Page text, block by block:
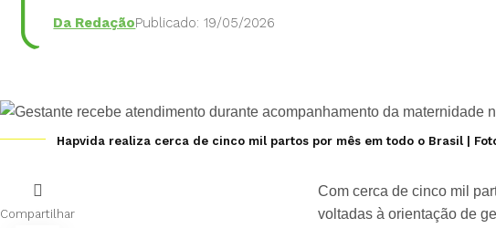
Da RedaçãoPublicado: 19/05/2026
Hapvida realiza cerca de cinco mil partos por mês em todo o Brasil |
Compartilhar
Com cerca de cinco mil
voltadas à orientação de